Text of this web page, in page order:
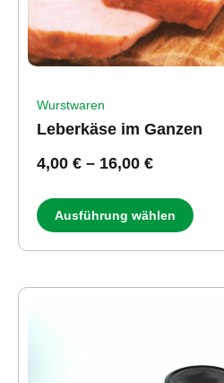
Wurstwaren
Leberkäse im Ganzen
4,00 € – 16,00 €
Ausführung wählen